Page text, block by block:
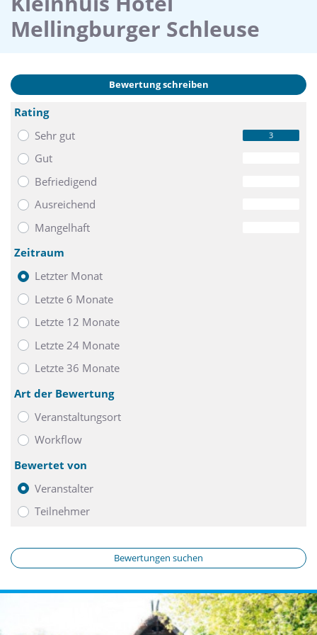
Mellingburger Schleuse
Bewertung schreiben
Rating
Sehr gut
3
Gut
Befriedigend
Ausreichend
Mangelhaft
Zeitraum
Letzter Monat
Letzte 6 Monate
Letzte 12 Monate
Letzte 24 Monate
Letzte 36 Monate
Art der Bewertung
Veranstaltungsort
Workflow
Bewertet von
Veranstalter
Teilnehmer
Bewertungen suchen